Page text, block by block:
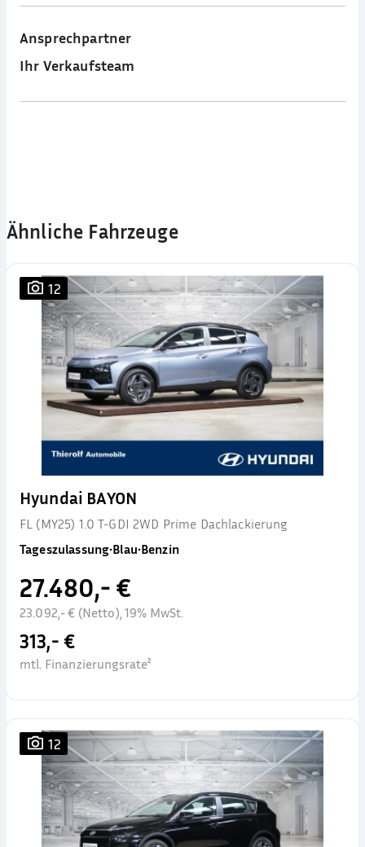
Ansprechpartner
Ihr Verkaufsteam
Ähnliche Fahrzeuge
12
Hyundai BAYON
FL (MY25) 1.0 T-GDI 2WD Prime Dachlackierung
Tageszulassung•Blau•Benzin
27.480,- €
23.092,- € (Netto), 19% MwSt.
313,- €
mtl. Finanzierungsrate²
12